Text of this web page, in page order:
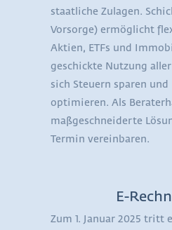
staatliche Zulagen.
Vorsorge) ermöglicht
Aktien, ETFs und
geschickte Nutzung
sich Steuern sparen und
optimieren. Als
maßgeschneiderte
Termin vereinbaren.
E-
Zum 1. Januar 2025 tritt